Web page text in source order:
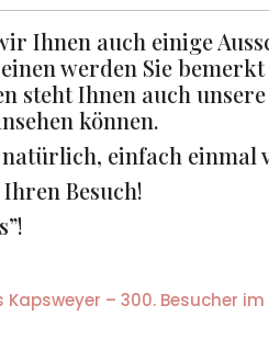
Ihnen auch einige
werden Sie
steht Ihnen auch
können.
einfach einmal
Besuch!
Kapsweyer – 300. Besucher